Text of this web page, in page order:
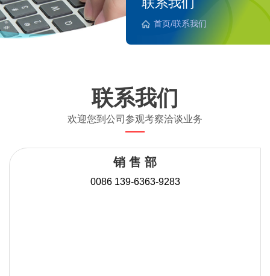
首页/联系我们
联系我们
欢迎您到公司参观考察洽谈业务
——
销 售 部
0086 139-6363-9283